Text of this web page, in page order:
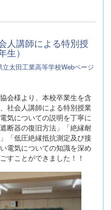
人講師による特別授
生）
立太田工業高等学校Webページ
会様より、本校卒業生を含
社会人講師による特別授業
気についての説明を丁寧に
断器の復旧方法」「絶縁耐
「低圧絶縁抵抗測定及び接
電気についての知識を深め
すことができました！！